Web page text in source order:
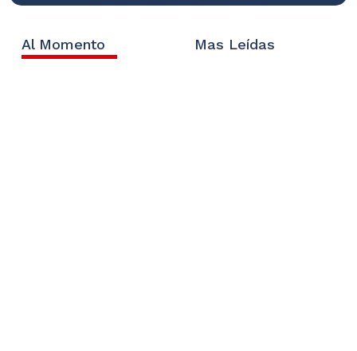
Al Momento Mas Leídas